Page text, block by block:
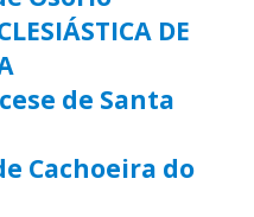
DE
de Santa
Cachoeira do